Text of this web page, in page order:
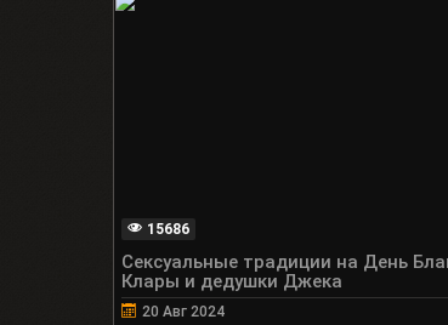
15686
Сексуальные традиции на День
Клары и дедушки Джека
20 Авг 2024